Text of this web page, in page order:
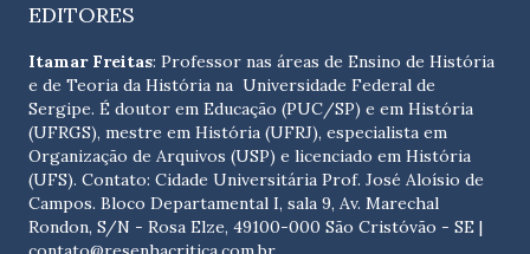
EDITORES
Itamar Freitas: Professor nas áreas de Ensino de História
e de Teoria da História na Universidade Federal de
Sergipe. É doutor em Educação (PUC/SP) e em História
(UFRGS), mestre em História (UFRJ), especialista em
Organização de Arquivos (USP) e licenciado em História
(UFS). Contato: Cidade Universitária Prof. José Aloísio de
Campos. Bloco Departamental I, sala 9, Av. Marechal
Rondon, S/N - Rosa Elze, 49100-000 São Cristóvão - SE |